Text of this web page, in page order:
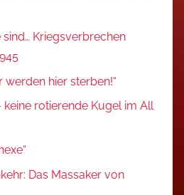
sind… Kriegsverbrechen
werden hier sterben!“
keine rotierende Kugel im All
Das Massaker von